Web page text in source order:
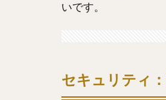
いです。
セキュリティ